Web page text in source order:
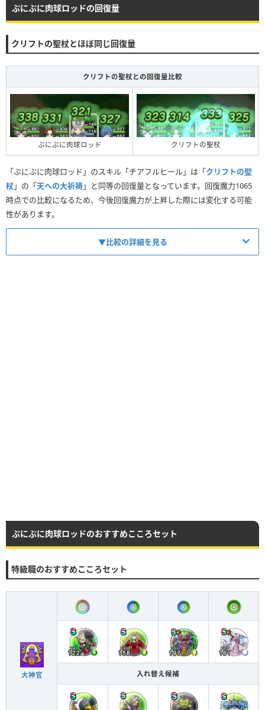
ぷにぷに肉球ロッドの回復量
クリフトの聖杖とほぼ同じ回復量
クリフトの聖杖との回復量比較
ぷにぷに肉球ロッド クリフトの聖杖
「ぷにぷに肉球ロッド」のスキル「チアフルヒール」は「クリフトの聖
杖」の「天への大祈祷」と同等の回復量となっています。回復魔力1065
時点での比較になるため、今後回復魔力が上昇した際には変化する可能
性があります。
▼比較の詳細を見る
ぷにぷに肉球ロッドのおすすめこころセット
特級職のおすすめこころセット
大神官 入れ替え候補